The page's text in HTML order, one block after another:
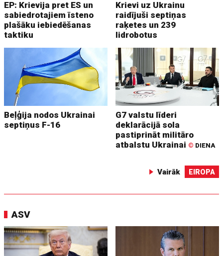
EP: Krievija pret ES un
sabiedrotajiem īsteno
plašāku iebiedēšanas
taktiku
Krievi uz Ukrainu
raidījuši septiņas
raķetes un 239
lidrobotus
Beļģija nodos Ukrainai
septiņus F-16
G7 valstu līderi
deklarācijā sola
pastiprināt militāro
atbalstu Ukrainai © DIENA
Vairāk EIROPA
ASV